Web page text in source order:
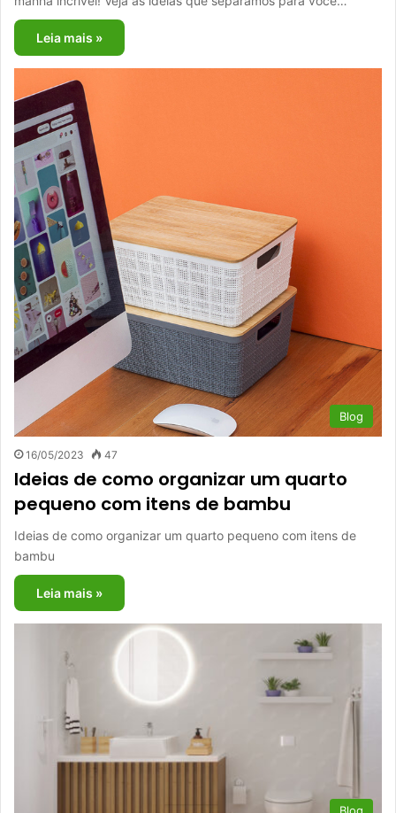
Leia mais »
Blog
16/05/2023 47
Ideias de como organizar um quarto
pequeno com itens de bambu
Ideias de como organizar um quarto pequeno com itens de
bambu
Leia mais »